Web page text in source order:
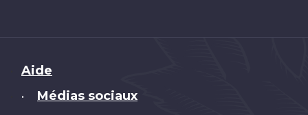
Brand
Aide
• Médias sociaux